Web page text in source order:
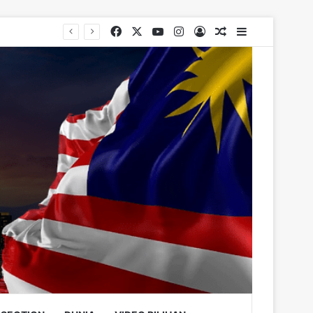
Facebook YouTubeInstagram
Log InRandom Article